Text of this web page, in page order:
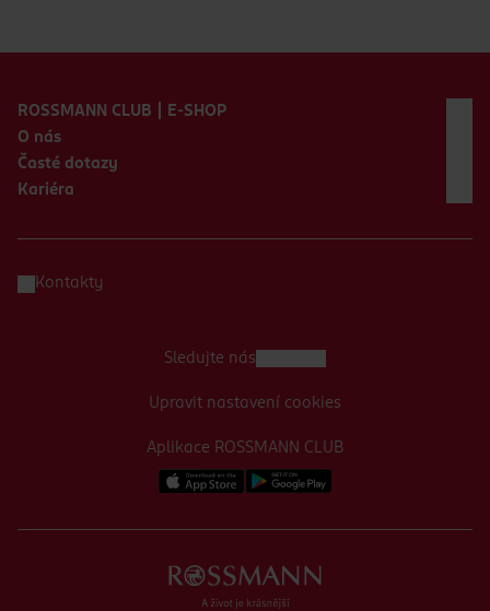
ROSSMANN CLUB | E-SHOP
O nás
Časté dotazy
Kariéra
Kontakty
Aplikace ROSSMANN CLUB
Sledujte nás
Upravit nastavení cookies